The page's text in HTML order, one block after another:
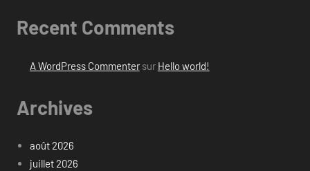
Recent Comments
A WordPress Commentersur Hello world!
Archives
août 2026
juillet 2026